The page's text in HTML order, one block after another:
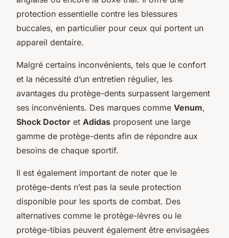
protection essentielle contre les blessures
buccales, en particulier pour ceux qui portent un
appareil dentaire.
Malgré certains inconvénients, tels que le confort
et la nécessité d’un entretien régulier, les
avantages du protège-dents surpassent largement
ses inconvénients. Des marques comme Venum,
Shock Doctor et Adidas proposent une large
gamme de protège-dents afin de répondre aux
besoins de chaque sportif.
Il est également important de noter que le
protège-dents n’est pas la seule protection
disponible pour les sports de combat. Des
alternatives comme le protège-lèvres ou le
protège-tibias peuvent également être envisagées